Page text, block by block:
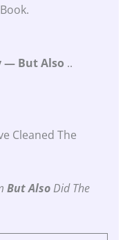
His Book.
— But Also ..
Cleaned The
But AlsoDid The